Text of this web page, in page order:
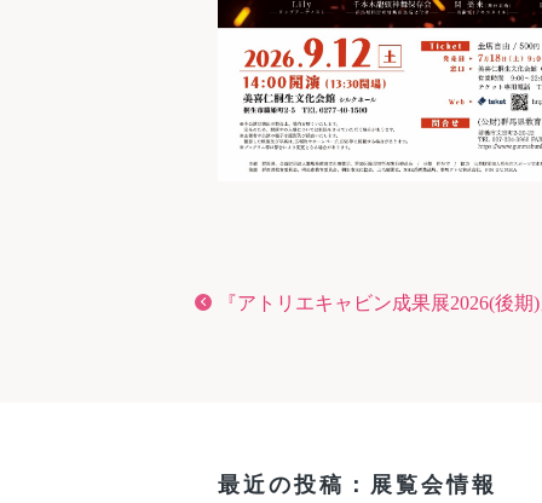
『アトリエキャビン成果展2026(後期
最近の投稿：展覧会情報